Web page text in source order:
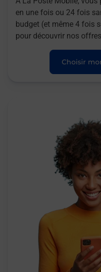
en une fois ou 24 fois
budget (et même 4 fois
pour découvrir nos
Choisir